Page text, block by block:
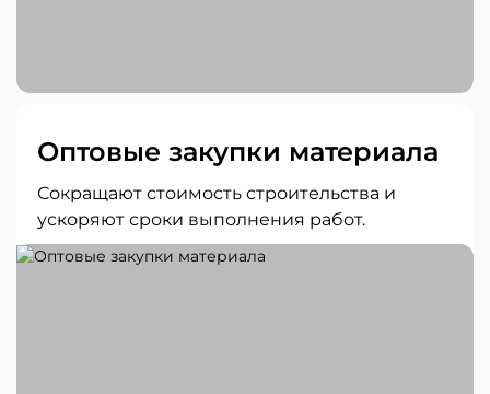
Оптовые закупки материала
Сокращают стоимость строительства и
ускоряют сроки выполнения работ.